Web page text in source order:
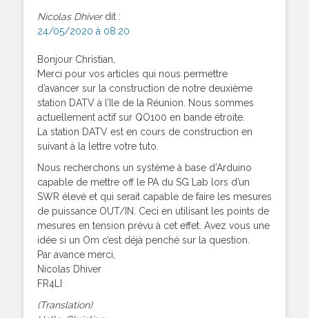
Nicolas Dhiver dit :
24/05/2020 à 08:20
Bonjour Christian,
Merci pour vos articles qui nous permettre
d’avancer sur la construction de notre deuxième
station DATV à l’Ile de la Réunion. Nous sommes
actuellement actif sur QO100 en bande étroite.
La station DATV est en cours de construction en
suivant à la lettre votre tuto.
Nous recherchons un système à base d’Arduino
capable de mettre off le PA du SG Lab lors d’un
SWR élevé et qui serait capable de faire les mesures
de puissance OUT/IN. Ceci en utilisant les points de
mesures en tension prévu à cet effet. Avez vous une
idée si un Om c’est déjà penché sur la question.
Par avance merci,
Nicolas Dhiver
FR4LI
(Translation)